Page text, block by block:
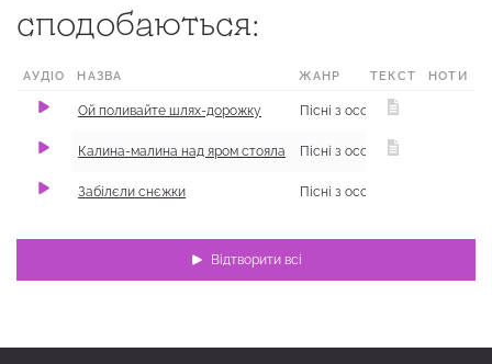
сподобаються:
АУДІО НАЗВА ЖАНР ТЕКСТ НОТИ
Ой поливайте шлях-дорожку
Калина-малина над яром стояла
Забілєли снєжки
Відтворити всі